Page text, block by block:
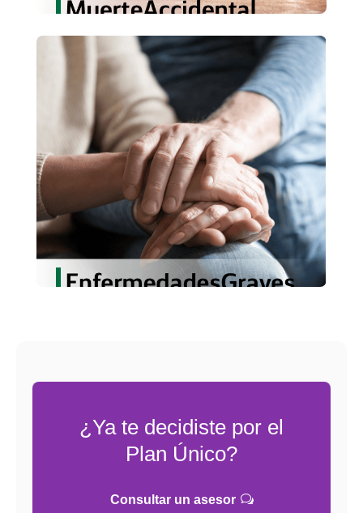
EnfermedadesGraves
Sientete respaldado en cada momento.
Conoce más
¿Ya te decidiste por el
Plan Único?
Consultar un asesor